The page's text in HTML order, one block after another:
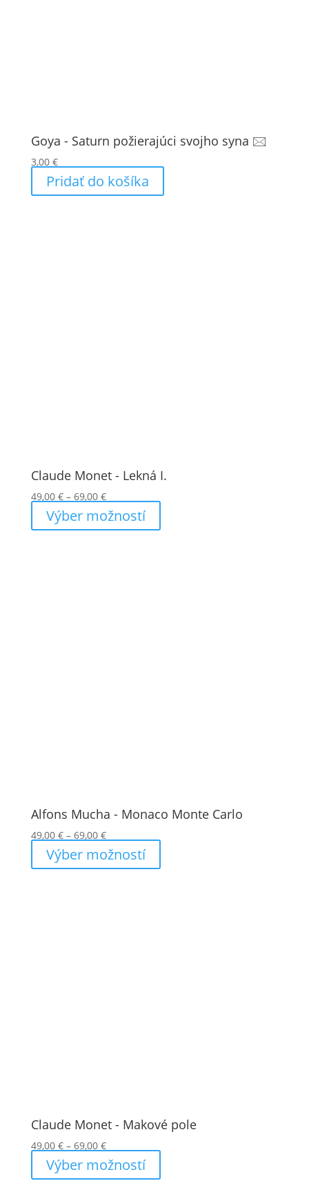
Goya - Saturn požierajúci svojho syna 🖂
3,00 €
Pridať do košíka
Claude Monet - Lekná I.
49,00 € – 69,00 €Price
range:
49,00 €
Výber možností
Alfons Mucha - Monaco Monte Carlo
49,00 € – 69,00 €Price
range:
49,00 €
Výber možností
Claude Monet - Makové pole
49,00 € – 69,00 €Price
range:
49,00 €
Výber možností